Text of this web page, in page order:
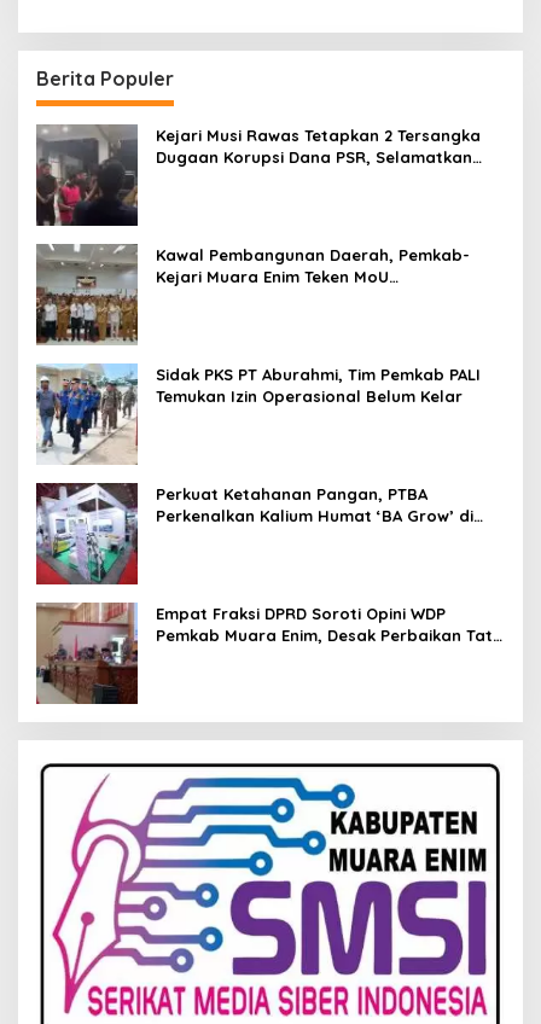
Berita Populer
Kejari Musi Rawas Tetapkan 2 Tersangka
Dugaan Korupsi Dana PSR, Selamatkan
Kawal Pembangunan Daerah, Pemkab-
Kejari Muara Enim Teken MoU
Sidak PKS PT Aburahmi, Tim Pemkab PALI
Temukan Izin Operasional Belum Kelar
Perkuat Ketahanan Pangan, PTBA
Perkenalkan Kalium Humat ‘BA Grow’ di
Empat Fraksi DPRD Soroti Opini WDP
Pemkab Muara Enim, Desak Perbaikan Tata